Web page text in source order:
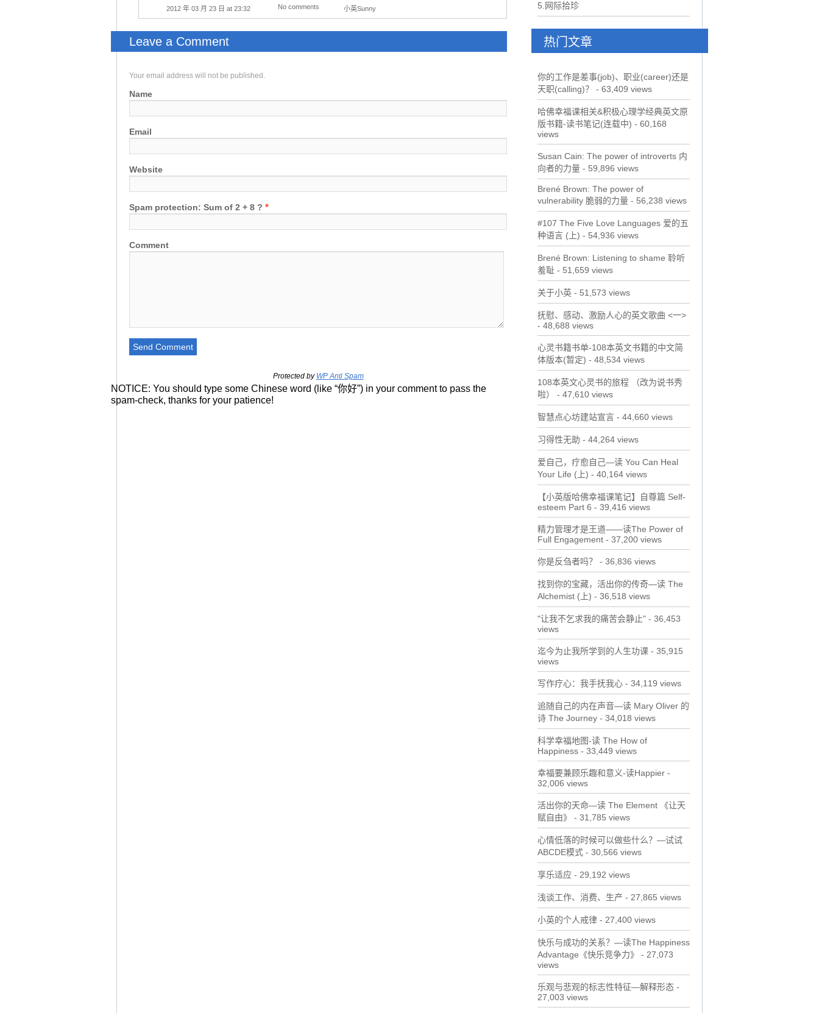
2012 年 03 月 23 日 at 23:32 No comments 小英Sunny
Leave a Comment
Your email address will not be published.
Name
Email
Website
Spam protection: Sum of 2 + 8 ? *
Comment
Protected by WP Anti Spam
NOTICE: You should type some Chinese word (like “你好”) in your comment to pass the
spam-check, thanks for your patience!
5.网际拾珍
热门文章
你的工作是差事(job)、职业(career)还是
天职(calling)？
- 63,409 views
哈佛幸福课相关&积极心理学经典英文原
版书籍-读书笔记(连载中) - 60,168
views
Susan Cain: The power of introverts 内
向者的力量 - 59,896 views
Brené Brown: The power of
vulnerability 脆弱的力量 - 56,238 views
#107 The Five Love Languages 爱的五
种语言 (上) - 54,936 views
Brené Brown: Listening to shame 聆听
羞耻 - 51,659 views
关于小英 - 51,573 views
抚慰、感动、激励人心的英文歌曲 <一>
- 48,688 views
心灵书籍书单-108本英文书籍的中文简
体版本(暂定) - 48,534 views
108本英文心灵书的旅程 （改为说书秀
啦）
- 47,610 views
智慧点心坊建站宣言 - 44,660 views
习得性无助 - 44,264 views
爱自己，疗愈自己—读 You Can Heal
Your Life (上) - 40,164 views
【小英版哈佛幸福课笔记】自尊篇 Self-
esteem Part 6 - 39,416 views
精力管理才是王道——读The Power of
Full Engagement - 37,200 views
你是反刍者吗？ - 36,836 views
找到你的宝藏，活出你的传奇—读 The
Alchemist (上) - 36,518 views
"让我不乞求我的痛苦会静止" - 36,453
views
迄今为止我所学到的人生功课 - 35,915
views
写作疗心：我手抚我心 - 34,119 views
追随自己的内在声音—读 Mary Oliver 的
诗 The Journey - 34,018 views
科学幸福地图-读 The How of
Happiness - 33,449 views
幸福要兼顾乐趣和意义-读Happier -
32,006 views
活出你的天命—读 The Element 《让天
赋自由》
- 31,785 views
心情低落的时候可以做些什么？—试试
ABCDE模式 - 30,566 views
享乐适应 - 29,192 views
浅谈工作、消费、生产 - 27,865 views
小英的个人戒律 - 27,400 views
快乐与成功的关系？—读The Happiness
Advantage《快乐竞争力》
- 27,073
views
乐观与悲观的标志性特征—解释形态 -
27,003 views